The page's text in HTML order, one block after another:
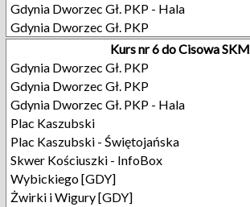
Gdynia Dworzec Gł. PKP - Hala
Gdynia Dworzec Gł. PKP
Kurs nr 6 do Cisowa SKM
Gdynia Dworzec Gł. PKP
Gdynia Dworzec Gł. PKP
Gdynia Dworzec Gł. PKP - Hala
Plac Kaszubski
Plac Kaszubski - Świętojańska
Skwer Kościuszki - InfoBox
Wybickiego [GDY]
Żwirki i Wigury [GDY]